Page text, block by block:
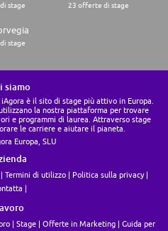
stage 23 offerte di stage
stage
siamo
è il sito di stage più attivo in Europa.
la nostra piattaforma per trovare
e programmi di laurea. Attraverso stage
le carriere e aiutare il pianeta.
Europa, SLU
Termini di utilizzo
Politica sulla privacy
Stage Offerte in Marketing Guida per